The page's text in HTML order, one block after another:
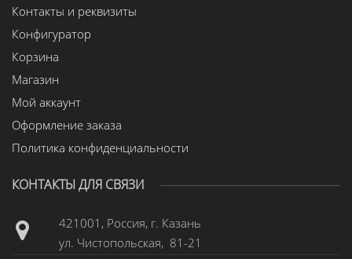
Контакты и реквизиты
Конфигуратор
Корзина
Магазин
Мой аккаунт
Оформление заказа
Политика конфиденциальности
КОНТАКТЫ ДЛЯ СВЯЗИ
421001, Россия, г. Казань
ул. Чистопольская, 81-21